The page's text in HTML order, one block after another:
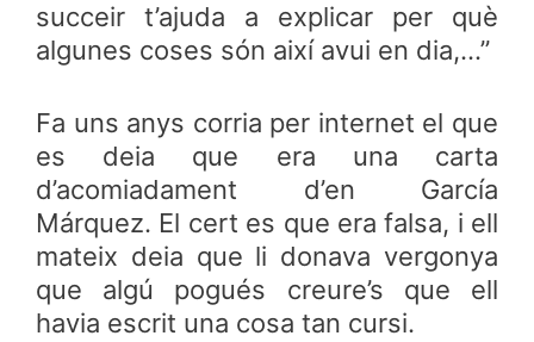
succeir t’ajuda a explicar per què
algunes coses són així avui en dia,…”
Fa uns anys corria per internet el que
es deia que era una carta
d’acomiadament d’en García
Márquez. El cert es que era falsa, i ell
mateix deia que li donava vergonya
que algú pogués creure’s que ell
havia escrit una cosa tan cursi.